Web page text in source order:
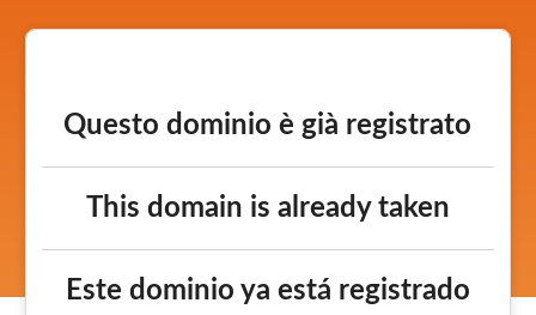
Questo dominio è già registrato
This domain is already taken
Este dominio ya está registrado